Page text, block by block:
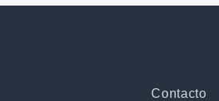
Contacto